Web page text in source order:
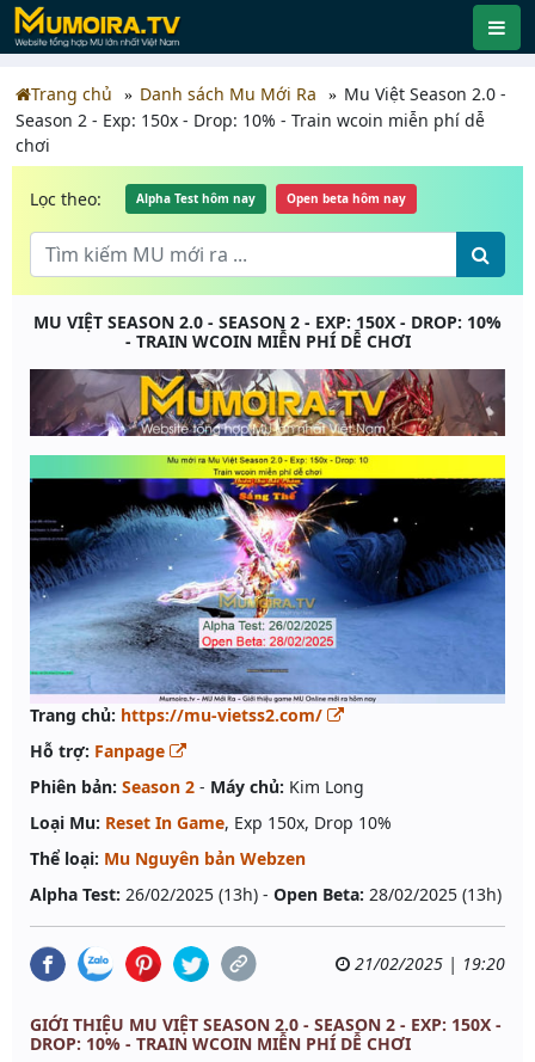
Trang chủ Danh sách Mu Mới Ra
Mu Việt Season 2.0 -
Season 2 - Exp: 150x - Drop: 10% - Train wcoin miễn phí dễ
chơi
Lọc theo: Alpha Test hôm nay Open beta hôm nay
MU VIỆT SEASON 2.0 - SEASON 2 - EXP: 150X - DROP: 10%
- TRAIN WCOIN MIỄN PHÍ DỄ CHƠI
Trang chủ: https://mu-vietss2.com/
Hỗ trợ: Fanpage
Phiên bản: Season 2 - Máy chủ: Kim Long
Loại Mu: Reset In Game, Exp 150x, Drop 10%
Thể loại: Mu Nguyên bản Webzen
Alpha Test: 26/02/2025 (13h) - Open Beta: 28/02/2025 (13h)
21/02/2025 | 19:20
GIỚI THIỆU MU VIỆT SEASON 2.0 - SEASON 2 - EXP: 150X -
DROP: 10% - TRAIN WCOIN MIỄN PHÍ DỄ CHƠI